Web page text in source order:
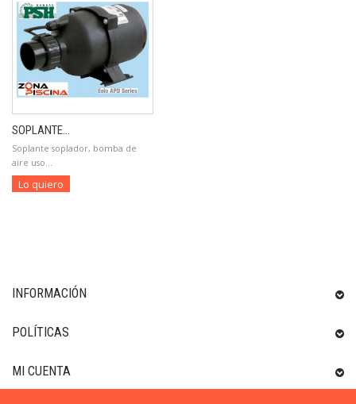
SOPLANTE...
Soplante soplador, bomba de
aire uso...
Lo quiero
INFORMACIÓN
POLÍTICAS
MI CUENTA